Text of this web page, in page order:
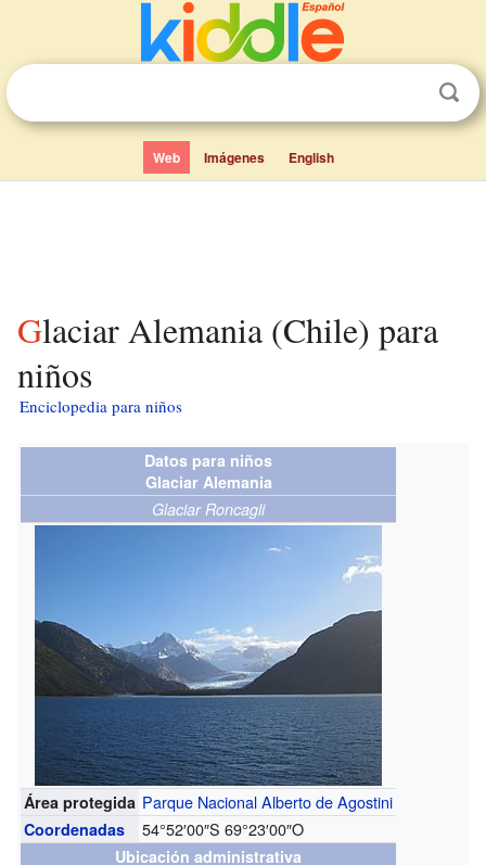
Web Imágenes English
Glaciar Alemania (Chile) para
niños
Enciclopedia para niños
Datos para niños
Glaciar Alemania
Glaciar Roncagli
Área protegida Parque Nacional Alberto de Agostini
Coordenadas 54°52′00″S 69°23′00″O
Ubicación administrativa